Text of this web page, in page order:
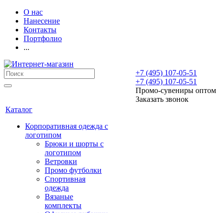
О нас
Нанесение
Контакты
Портфолио
...
+7 (495) 107-05-51
+7 (495) 107-05-51
Промо-сувениры оптом
Заказать звонок
Каталог
Корпоративная одежда с
логотипом
Брюки и шорты с
логотипом
Ветровки
Промо футболки
Спортивная
одежда
Вязаные
комплекты